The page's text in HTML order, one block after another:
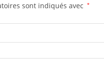
sont indiqués avec *